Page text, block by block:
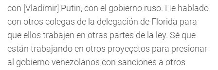
con [Vladimir] Putin, con el gobierno ruso. He hablado
con otros colegas de la delegación de Florida para
que ellos trabajen en otras partes de la ley. Sé que
están trabajando en otros proyeçctos para presionar
al gobierno venezolanos con sanciones a otros